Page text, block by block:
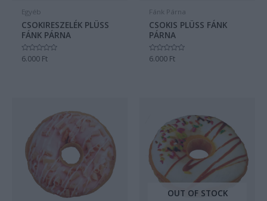
Egyéb
CSOKIRESZELÉK PLÜSS
FÁNK PÁRNA
Értékelés:
6.000 Ft
Fánk Párna
CSOKIS PLÜSS FÁNK
PÁRNA
Értékelés:
6.000 Ft
OUT OF STOCK